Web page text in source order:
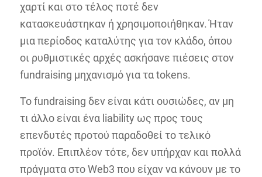
χαρτί και στο τέλος ποτέ δεν
κατασκευάστηκαν ή χρησιμοποιήθηκαν. Ήταν
μια περίοδος καταλύτης για τον κλάδο, όπου
οι ρυθμιστικές αρχές ασκήσανε πιέσεις στον
fundraising μηχανισμό για τα tokens.
Το fundraising δεν είναι κάτι ουσιώδες, αν μη
τι άλλο είναι ένα liability ως προς τους
επενδυτές προτού παραδοθεί το τελικό
προϊόν. Επιπλέον τότε, δεν υπήρχαν και πολλά
πράγματα στο Web3 που είχαν να κάνουν με το